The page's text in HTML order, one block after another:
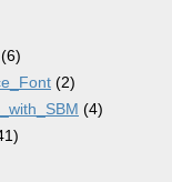
(6)
(2)
(4)